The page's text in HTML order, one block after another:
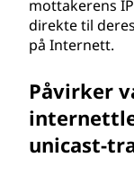
mottakerens
direkte til
på Internett.
Påvirker
unicast-